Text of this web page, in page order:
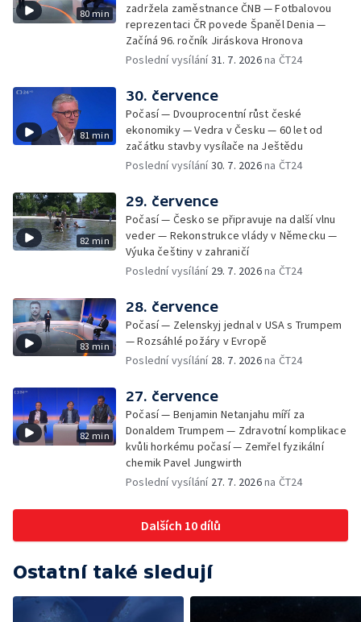
80 min
zadržela zaměstnance ČNB — Fotbalovou
reprezentaci ČR povede Španěl Denia —
Začíná 96. ročník Jiráskova Hronova
Poslední vysílání31. 7. 2026na ČT24
81 min
30. července
Počasí — Dvouprocentní růst české
ekonomiky — Vedra v Česku — 60 let od
začátku stavby vysílače na Ještědu
Poslední vysílání30. 7. 2026na ČT24
82 min
29. července
Počasí — Česko se připravuje na další vlnu
veder — Rekonstrukce vlády v Německu —
Výuka češtiny v zahraničí
Poslední vysílání 29. 7. 2026na ČT24
83 min
28. července
Počasí — Zelenskyj jednal v USA s Trumpem
— Rozsáhlé požáry v Evropě
Poslední vysílání 28. 7. 2026na ČT24
82 min
27. července
Počasí — Benjamin Netanjahu míří za
Donaldem Trumpem — Zdravotní komplikace
kvůli horkému počasí — Zemřel fyzikální
chemik Pavel Jungwirth
Poslední vysílání 27. 7. 2026na ČT24
Dalších 10 dílů
Ostatní také sledují